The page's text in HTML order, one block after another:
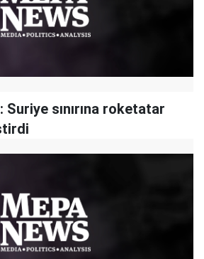
sınırına roketatar